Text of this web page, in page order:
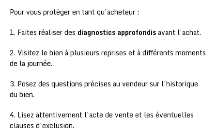
Pour vous protéger en tant qu’acheteur :
1. Faites réaliser des diagnostics approfondisavant l’achat.
2. Visitez le bien à plusieurs reprises et à différents moments
de la journée.
3. Posez des questions précises au vendeur sur l’historique
du bien.
4. Lisez attentivement l’acte de vente et les éventuelles
clauses d’exclusion.